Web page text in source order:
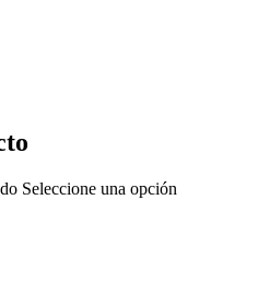
Seleccione una opción